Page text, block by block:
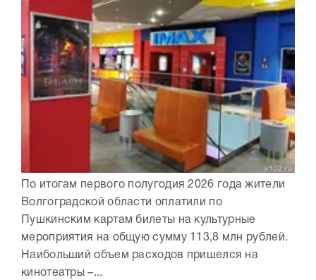
По итогам первого полугодия 2026 года жители
Волгоградской области оплатили по
Пушкинским картам билеты на культурные
мероприятия на общую сумму 113,8 млн рублей.
Наибольший объем расходов пришелся на
кинотеатры –...